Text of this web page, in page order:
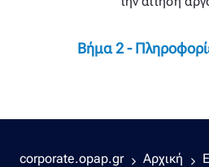
Βήμα2 -
corporate.opap.gr Αρχική